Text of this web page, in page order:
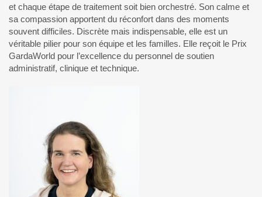
et chaque étape de traitement soit bien orchestré. Son calme et
sa compassion apportent du réconfort dans des moments
souvent difficiles. Discrète mais indispensable, elle est un
véritable pilier pour son équipe et les familles. Elle reçoit le Prix
GardaWorld pour l’excellence du personnel de soutien
administratif, clinique et technique.